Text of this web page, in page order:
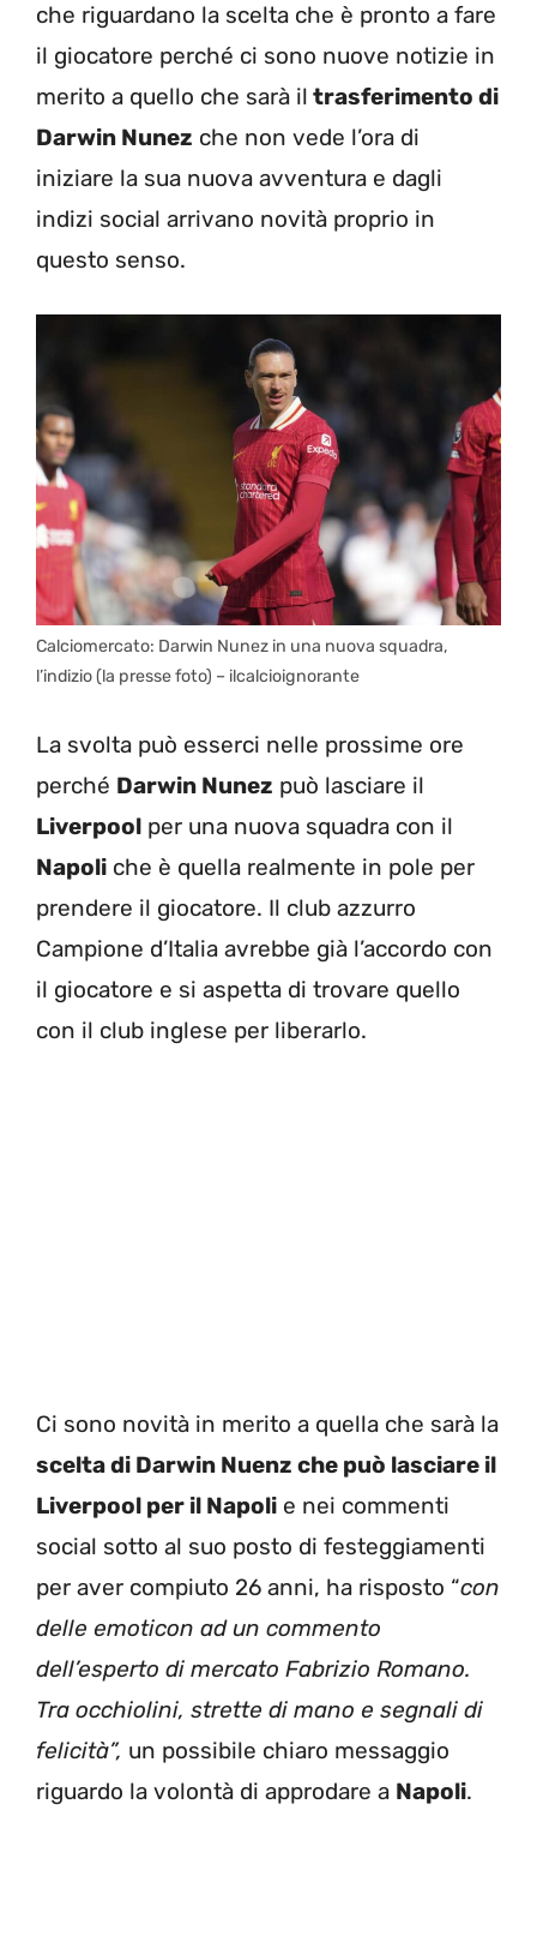
che riguardano la scelta che è pronto a fare
il giocatore perché ci sono nuove notizie in
merito a quello che sarà il trasferimento di
Darwin Nunez che non vede l’ora di
iniziare la sua nuova avventura e dagli
indizi social arrivano novità proprio in
questo senso.
Calciomercato: Darwin Nunez in una nuova squadra,
l’indizio (la presse foto) – ilcalcioignorante
La svolta può esserci nelle prossime ore
perché Darwin Nunez può lasciare il
Liverpool per una nuova squadra con il
Napoli che è quella realmente in pole per
prendere il giocatore. Il club azzurro
Campione d’Italia avrebbe già l’accordo con
il giocatore e si aspetta di trovare quello
con il club inglese per liberarlo.
Ci sono novità in merito a quella che sarà la
scelta di Darwin Nuenz che può lasciare il
Liverpool per il Napoli e nei commenti
social sotto al suo posto di festeggiamenti
per aver compiuto 26 anni, ha risposto “con
delle emoticon ad un commento
dell’esperto di mercato Fabrizio Romano.
Tra occhiolini, strette di mano e segnali di
felicità”, un possibile chiaro messaggio
riguardo la volontà di approdare a Napoli.